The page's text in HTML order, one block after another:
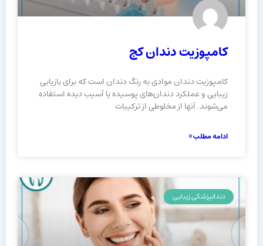
کامپوزیت دندان کج
کامپوزیت دندان موادی به رنگ دندان است که برای بازیابی
زیبایی و عملکرد دندان‌های پوسیده یا آسیب دیده استفاده
می‌شوند. آنها از مخلوطی از ترکیبات
ادامه مطلب »
دندانپزشکی زیبایی